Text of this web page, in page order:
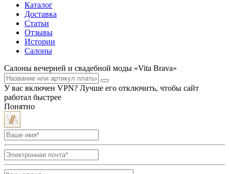
Каталог
Доставка
Статьи
Отзывы
Истории
Салоны
Салоны вечерней и свадебной моды «Vita Brava»
У вас включен VPN? Лучше его отключить, чтобы сайт
работал быстрее
Понятно